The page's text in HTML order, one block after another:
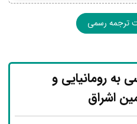
ترجمه رسمی
به رومانیایی و
اشراق